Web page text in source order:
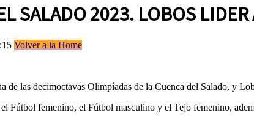
SALADO 2023. LOBOS
Volver a la Home
de las decimoctavas Olimpíadas de la Cuenca del Salado, y
Fútbol femenino, el Fútbol masculino y el Tejo femenino,